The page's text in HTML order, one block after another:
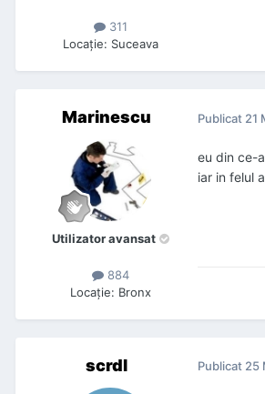
311
Locaţie: Suceava
Marinescu
Utilizator avansat
884
Locaţie: Bronx
Publicat 21
eu din ce-
iar in felul
scrdl Publicat 25